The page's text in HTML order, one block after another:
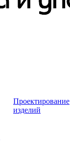
Проектирование
изделий